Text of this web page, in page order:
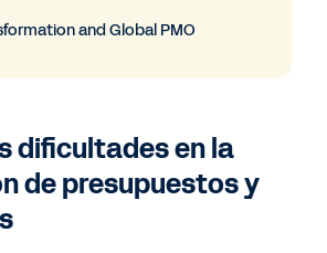
and Global PMO
dificultades en la
de presupuestos y